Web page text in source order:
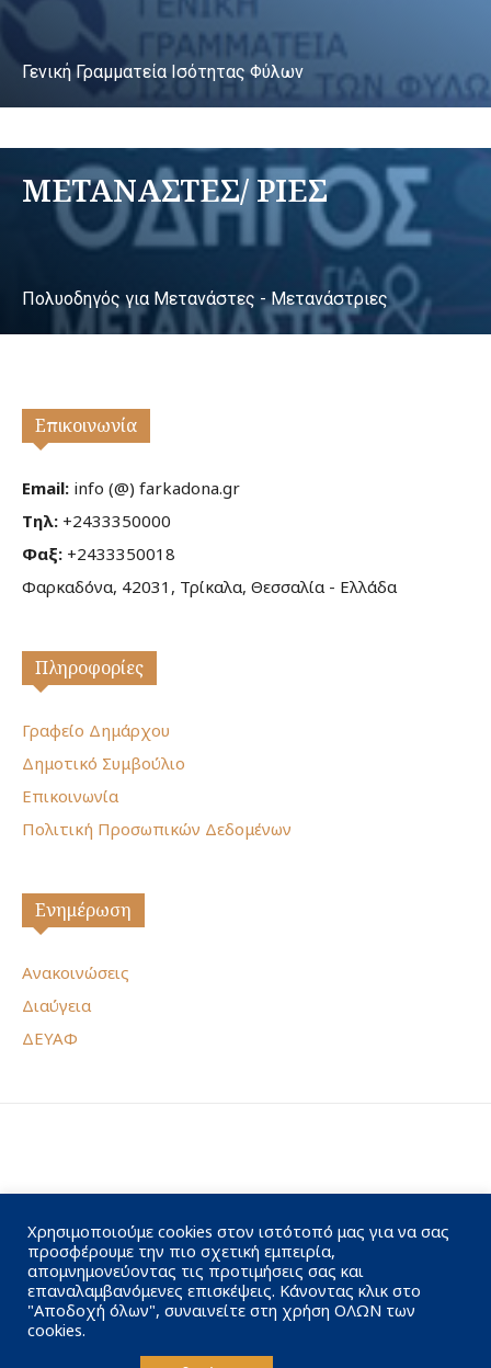
Γενική Γραμματεία Ισότητας Φύλων
ΜΕΤΑΝΑΣΤΕΣ/ ΡΙΕΣ
Πολυοδηγός για Μετανάστες - Μετανάστριες
Επικοινωνία
Email: info (@) farkadona.gr
Τηλ: +2433350000
Φαξ: +2433350018
Φαρκαδόνα, 42031, Τρίκαλα, Θεσσαλία - Ελλάδα
Πληροφορίες
Γραφείο Δημάρχου
Δημοτικό Συμβούλιο
Επικοινωνία
Πολιτική Προσωπικών Δεδομένων
Ενημέρωση
Ανακοινώσεις
Διαύγεια
ΔΕΥΑΦ
Χρησιμοποιούμε cookies στον ιστότοπό μας για να σας
προσφέρουμε την πιο σχετική εμπειρία,
απομνημονεύοντας τις προτιμήσεις σας και
επαναλαμβανόμενες επισκέψεις. Κάνοντας κλικ στο
"Αποδοχή όλων", συναινείτε στη χρήση ΟΛΩΝ των
cookies.